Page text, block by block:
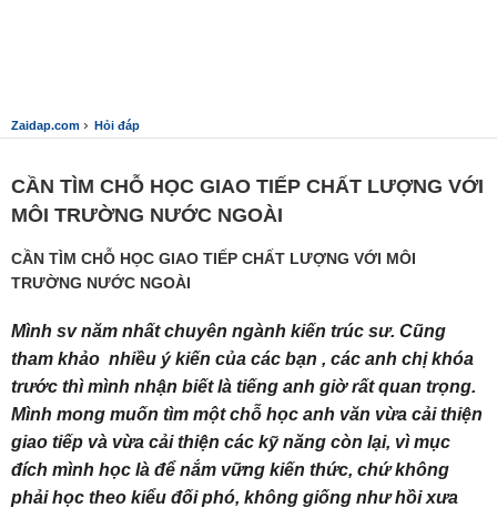
Zaidap.com › Hỏi đáp
CẦN TÌM CHỖ HỌC GIAO TIẾP CHẤT LƯỢNG VỚI
MÔI TRƯỜNG NƯỚC NGOÀI
CẦN TÌM CHỖ HỌC GIAO TIẾP CHẤT LƯỢNG VỚI MÔI
TRƯỜNG NƯỚC NGOÀI
Mình sv năm nhất chuyên ngành kiến trúc sư. Cũng
tham khảo nhiều ý kiến của các bạn , các anh chị khóa
trước thì mình nhận biết là tiếng anh giờ rất quan trọng.
Mình mong muốn tìm một chỗ học anh văn vừa cải thiện
giao tiếp và vừa cải thiện các kỹ năng còn lại, vì mục
đích mình học là để nắm vững kiến thức, chứ không
phải học theo kiểu đối phó, không giống như hồi xưa